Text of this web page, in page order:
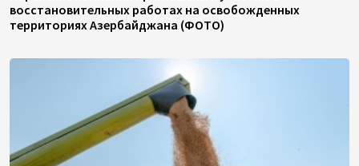
восстановительных работах на освобожденных
территориях Азербайджана (ФОТО)